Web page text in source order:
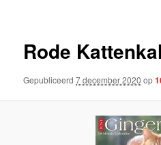
Rode
Gepubliceerd7 december 2020 op